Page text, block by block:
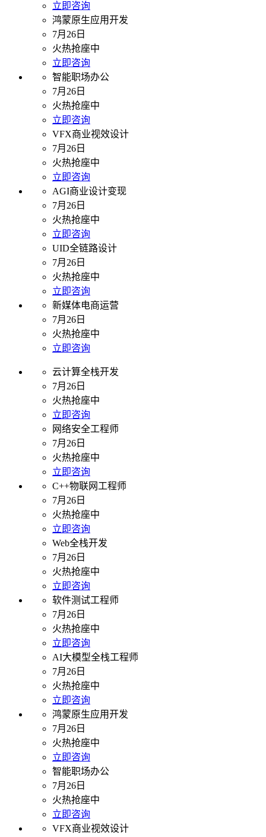
立即咨询
鸿蒙原生应用开发
7月26日
火热抢座中
立即咨询
智能职场办公
7月26日
火热抢座中
立即咨询
VFX商业视效设计
7月26日
火热抢座中
立即咨询
AGI商业设计变现
7月26日
火热抢座中
立即咨询
UID全链路设计
7月26日
火热抢座中
立即咨询
新媒体电商运营
7月26日
火热抢座中
立即咨询
云计算全栈开发
7月26日
火热抢座中
立即咨询
网络安全工程师
7月26日
火热抢座中
立即咨询
C++物联网工程师
7月26日
火热抢座中
立即咨询
Web全栈开发
7月26日
火热抢座中
立即咨询
软件测试工程师
7月26日
火热抢座中
立即咨询
AI大模型全栈工程师
7月26日
火热抢座中
立即咨询
鸿蒙原生应用开发
7月26日
火热抢座中
立即咨询
智能职场办公
7月26日
火热抢座中
立即咨询
VFX商业视效设计